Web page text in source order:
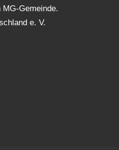
Gemeinde.
e. V.